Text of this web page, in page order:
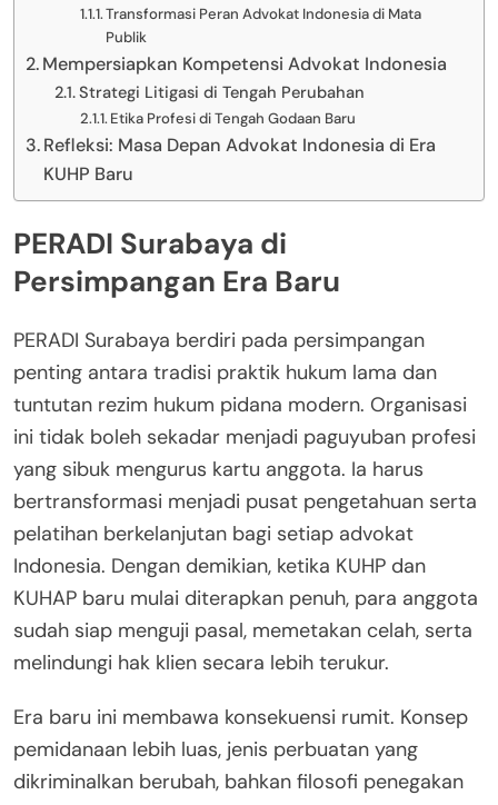
Transformasi Peran Advokat Indonesia di Mata
Publik
Mempersiapkan Kompetensi Advokat Indonesia
Strategi Litigasi di Tengah Perubahan
Etika Profesi di Tengah Godaan Baru
Refleksi: Masa Depan Advokat Indonesia di Era
KUHP Baru
PERADI Surabaya di
Persimpangan Era Baru
PERADI Surabaya berdiri pada persimpangan
penting antara tradisi praktik hukum lama dan
tuntutan rezim hukum pidana modern. Organisasi
ini tidak boleh sekadar menjadi paguyuban profesi
yang sibuk mengurus kartu anggota. Ia harus
bertransformasi menjadi pusat pengetahuan serta
pelatihan berkelanjutan bagi setiap advokat
Indonesia. Dengan demikian, ketika KUHP dan
KUHAP baru mulai diterapkan penuh, para anggota
sudah siap menguji pasal, memetakan celah, serta
melindungi hak klien secara lebih terukur.
Era baru ini membawa konsekuensi rumit. Konsep
pemidanaan lebih luas, jenis perbuatan yang
dikriminalkan berubah, bahkan filosofi penegakan